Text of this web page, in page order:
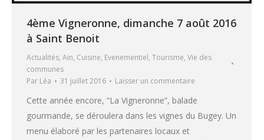
4ème Vigneronne, dimanche 7 août 2016
à Saint Benoit
Actualités, Ain, Cuisine, Evenementiel, Tourisme, Vie des
communes
Par Léa 31 juillet 2016 Laisser un commentaire
Cette année encore, “La Vigneronne”, balade
gourmande, se déroulera dans les vignes du Bugey. Un
menu élaboré par les partenaires locaux et